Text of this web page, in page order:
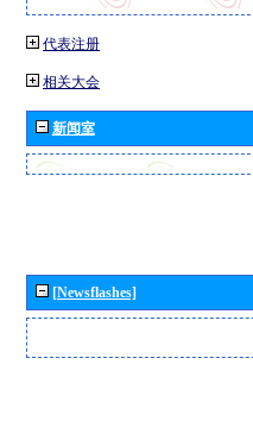
代表注册
相关大会
新闻室
[Newsflashes]